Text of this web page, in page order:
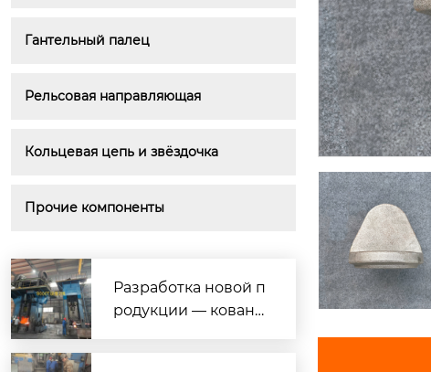
Гантельный палец
Рельсовая направляющая
Кольцевая цепь и звёздочка
Прочие компоненты
Разработка новой п
родукции — кована